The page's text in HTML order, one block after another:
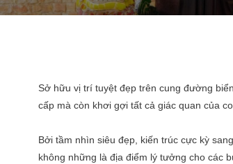
Sở hữu vị trí tuyệt đẹp trên cung đường
cấp mà còn khơi gợi tất cả giác quan của
Bởi tầm nhìn siêu đẹp, kiến trúc cực kỳ
không những là địa điểm lý tưởng cho các